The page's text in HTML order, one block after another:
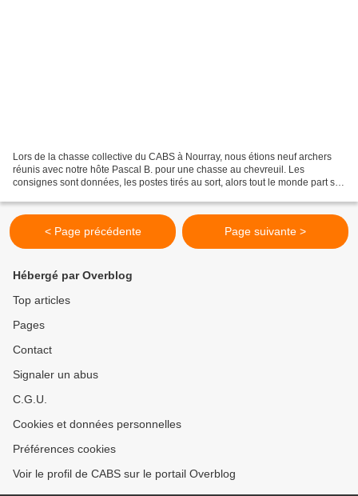
Lors de la chasse collective du CABS à Nourray, nous étions neuf archers
réunis avec notre hôte Pascal B. pour une chasse au chevreuil. Les
consignes sont données, les postes tirés au sort, alors tout le monde part se
< Page précédente Page suivante >
Hébergé par Overblog
Top articles
Pages
Contact
Signaler un abus
C.G.U.
Cookies et données personnelles
Préférences cookies
Voir le profil de CABS sur le portail Overblog